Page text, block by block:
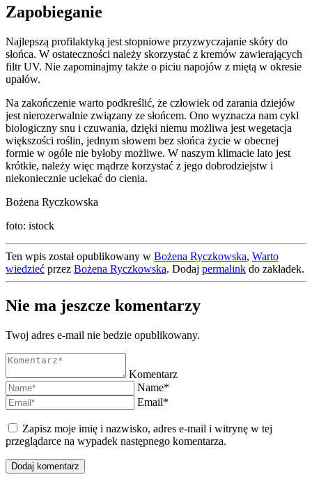
Zapobieganie
Najlepszą profilaktyką jest stopniowe przyzwyczajanie skóry do
słońca. W ostateczności należy skorzystać z kremów zawierających
filtr UV. Nie zapominajmy także o piciu napojów z miętą w okresie
upałów.
Na zakończenie warto podkreślić, że człowiek od zarania dziejów
jest nierozerwalnie związany ze słońcem. Ono wyznacza nam cykl
biologiczny snu i czuwania, dzięki niemu możliwa jest wegetacja
większości roślin, jednym słowem bez słońca życie w obecnej
formie w ogóle nie byłoby możliwe. W naszym klimacie lato jest
krótkie, należy więc mądrze korzystać z jego dobrodziejstw i
niekoniecznie uciekać do cienia.
Bożena Ryczkowska
foto: istock
Ten wpis został opublikowany w Bożena Ryczkowska, Warto
wiedzieć przez Bożena Ryczkowska. Dodaj permalink do zakładek.
Nie ma jeszcze komentarzy
Twoj adres e-mail nie bedzie opublikowany.
Komentarz
Name*
Email*
Zapisz moje imię i nazwisko, adres e-mail i witrynę w tej
przeglądarce na wypadek następnego komentarza.